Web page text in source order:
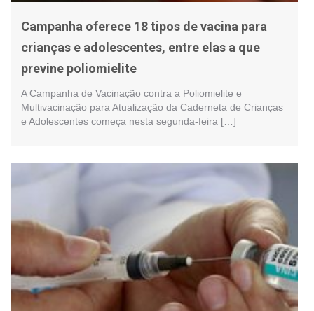
Campanha oferece 18 tipos de vacina para
crianças e adolescentes, entre elas a que
previne poliomielite
A Campanha de Vacinação contra a Poliomielite e
Multivacinação para Atualização da Caderneta de Crianças
e Adolescentes começa nesta segunda-feira […]